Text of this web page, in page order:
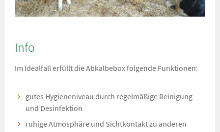
Info
Im Idealfall erfüllt die Abkalbebox folgende Funktionen:
gutes Hygieneniveau durch regelmäßige Reinigung
und Desinfektion
ruhige Atmosphäre und Sichtkontakt zu anderen